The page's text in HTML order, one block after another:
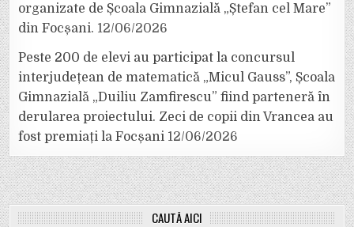
organizate de Școala Gimnazială „Ștefan cel Mare”
din Focșani. 12/06/2026
Peste 200 de elevi au participat la concursul
interjudețean de matematică „Micul Gauss”, Școala
Gimnazială „Duiliu Zamfirescu” fiind parteneră în
derularea proiectului. Zeci de copii din Vrancea au
fost premiați la Focșani 12/06/2026
CAUTĂ AICI